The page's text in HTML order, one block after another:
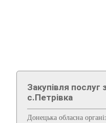
Закупівля послуг
с.Петрівка
Донецька обласна